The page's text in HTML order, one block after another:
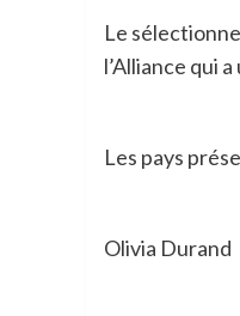
Le
l’Alliance qui
Les pays
Olivia Durand